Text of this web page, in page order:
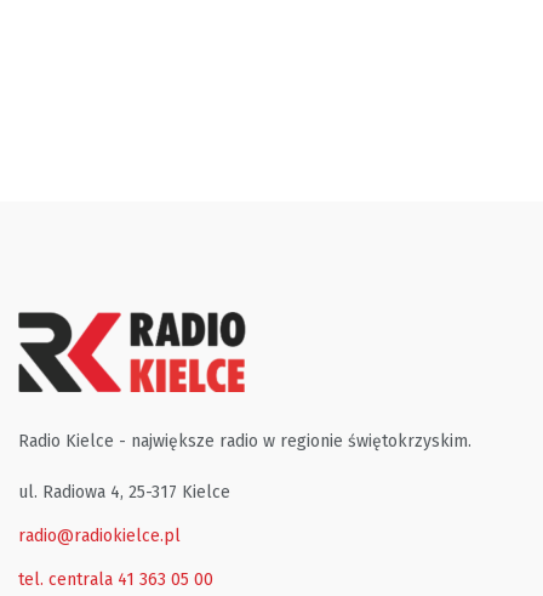
Radio Kielce - największe radio w regionie świętokrzyskim.
ul. Radiowa 4, 25-317 Kielce
radio@radiokielce.pl
tel. centrala 41 363 05 00